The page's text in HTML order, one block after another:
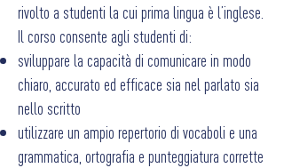
rivolto a studenti la cui prima lingua è l’inglese.
Il corso consente agli studenti di:
sviluppare la capacità di comunicare in modo
chiaro, accurato ed efficace sia nel parlato sia
nello scritto
utilizzare un ampio repertorio di vocaboli e una
grammatica, ortografia e punteggiatura corrette